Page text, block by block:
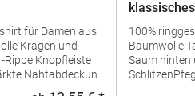
für Damen aus
und
100%
Baumwolle Taillierte Form Mit längerem
Saum hinten